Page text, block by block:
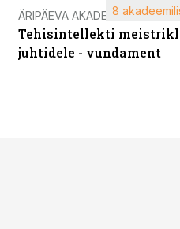
ÄRIPÄEVA AKADEEMIA
Tehisintellekti
juhtidele - vundament
8